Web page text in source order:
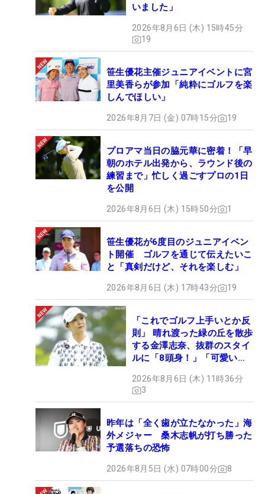
いました」
2026年8月6日 (木) 15時45分
19
笹生優花主催ジュニアイベントに宮
里美香らが参加「純粋にゴルフを楽
しんでほしい」
2026年8月7日 (金) 07時15分 19
プロアマ当日の脇元華に密着！「早
朝のホテル出発から、ラウンド後の
練習まで」忙しく過ごすプロの1日
を公開
2026年8月6日 (木) 15時50分 1
笹生優花が6度目のジュニアイベン
ト開催 ゴルフを通じて伝えたいこ
と「真剣だけど、それを楽しむ」
2026年8月6日 (木) 17時43分 19
「これでゴルフ上手いとか反
則」 晴れ渡った緑の丘を散歩
する金澤志奈、抜群のスタイ
ルに「8頭身！」「可愛いに
2026年8月6日 (木) 11時36分
3
昨年は「全く歯が立たなかった」海
外メジャー 桑木志帆が打ち勝った
予選落ちの恐怖
2026年8月5日 (水) 07時00分 8